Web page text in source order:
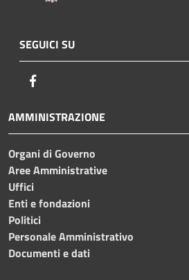
SEGUICI SU
AMMINISTRAZIONE
Organi di Governo
Aree Amministrative
Uffici
Enti e fondazioni
Politici
Personale Amministrativo
Documenti e dati